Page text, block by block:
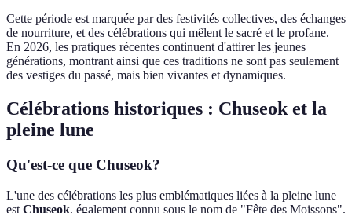
Cette période est marquée par des festivités collectives, des échanges
de nourriture, et des célébrations qui mêlent le sacré et le profane.
En 2026, les pratiques récentes continuent d'attirer les jeunes
générations, montrant ainsi que ces traditions ne sont pas seulement
des vestiges du passé, mais bien vivantes et dynamiques.
Célébrations historiques : Chuseok et la
pleine lune
Qu'est-ce que Chuseok?
L'une des célébrations les plus emblématiques liées à la pleine lune
est Chuseok, également connu sous le nom de "Fête des Moissons".